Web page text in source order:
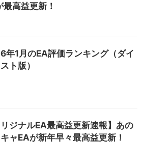
最高益更新！
年1月のEA評価ランキング（ダイ
ト版）
リジナルEA最高益更新速報】あの
ャEAが新年早々最高益更新！